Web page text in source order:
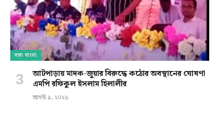
সারা বাংলা
আটপাড়ায় মাদক-জুয়ার বিরুদ্ধে কঠোর অবস্থানের ঘোষণা
এমপি রফিকুল ইসলাম হিলালীর
আগস্ট ৯, ২০২৬